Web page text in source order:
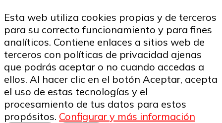
Esta web utiliza cookies propias y de terceros
para su correcto funcionamiento y para fines
analíticos. Contiene enlaces a sitios web de
terceros con políticas de privacidad ajenas
que podrás aceptar o no cuando accedas a
ellos. Al hacer clic en el botón Aceptar, acepta
el uso de estas tecnologías y el
procesamiento de tus datos para estos
propósitos. Configurar y más información